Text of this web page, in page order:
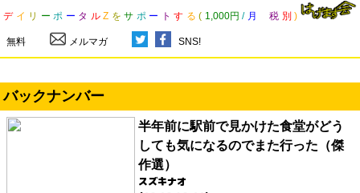
デ イ リ ー ポ ー タ ル Z を サ ポ ー ト す る ( 1,000円 / 月 税 別 )
無料 メルマガ SNS!
バックナンバー
半年前に駅前で見かけた食堂がどう
しても気になるのでまた行った（傑
作選）
スズキナオ